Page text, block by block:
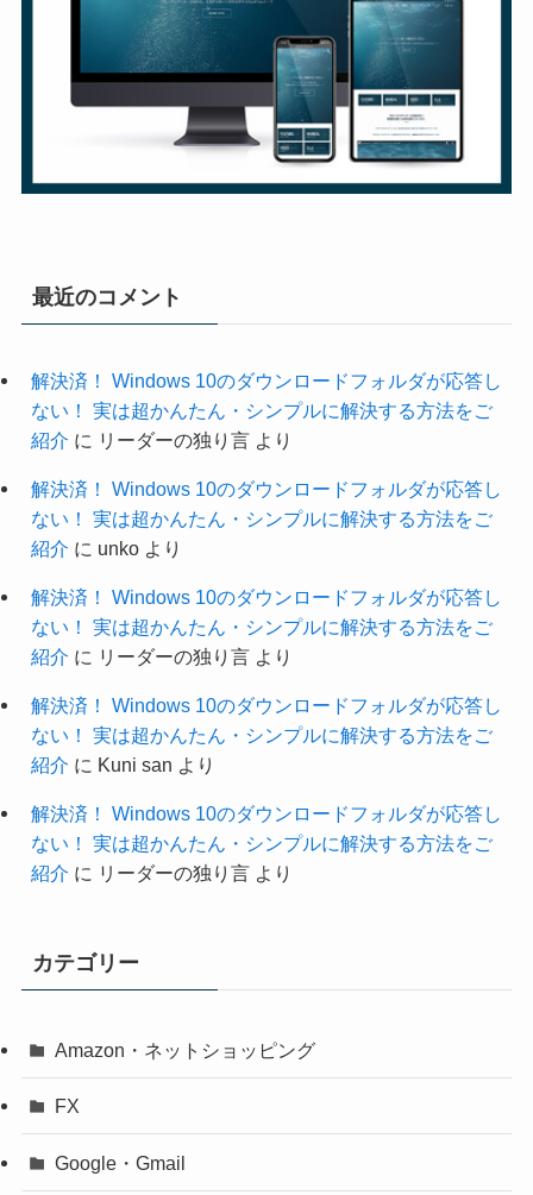
最近のコメント
解決済！ Windows 10のダウンロードフォルダが応答し
ない！ 実は超かんたん・シンプルに解決する方法をご
紹介 に リーダーの独り言より
解決済！ Windows 10のダウンロードフォルダが応答し
ない！ 実は超かんたん・シンプルに解決する方法をご
紹介 に unkoより
解決済！ Windows 10のダウンロードフォルダが応答し
ない！ 実は超かんたん・シンプルに解決する方法をご
紹介 に リーダーの独り言より
解決済！ Windows 10のダウンロードフォルダが応答し
ない！ 実は超かんたん・シンプルに解決する方法をご
紹介 に Kuni san より
解決済！ Windows 10のダウンロードフォルダが応答し
ない！ 実は超かんたん・シンプルに解決する方法をご
紹介 に リーダーの独り言より
カテゴリー
Amazon・ネットショッピング
FX
Google・Gmail